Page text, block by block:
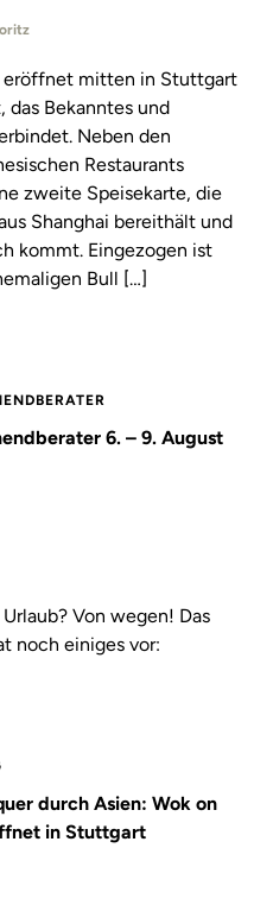
eröffnet mitten in Stuttgart
das Bekanntes und
Neben den
Restaurants
zweite Speisekarte, die
Shanghai bereithält und
kommt. Eingezogen ist
Bull […]
6. – 9. August
Von wegen! Das
noch einiges vor:
durch Asien: Wok on
in Stuttgart